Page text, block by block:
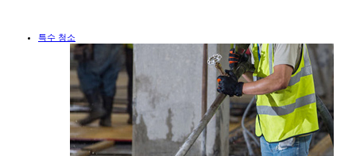
특수 청소